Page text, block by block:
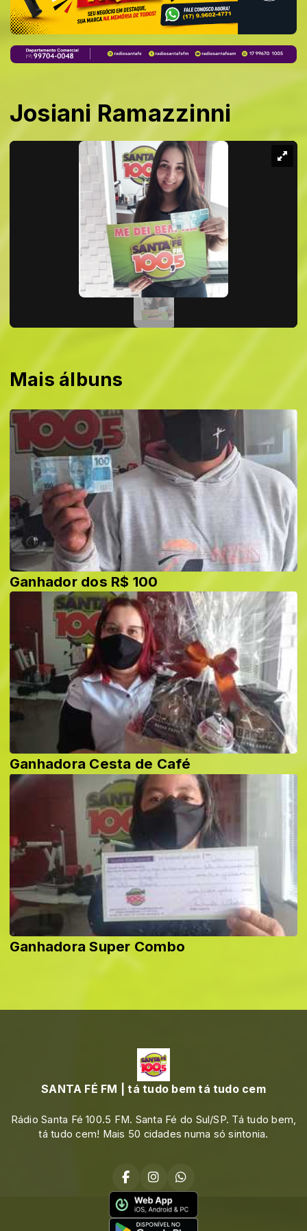
Josiani Ramazzinni
Mais álbuns
Ganhador dos R$ 100
Ganhadora Cesta de Café
Ganhadora Super Combo
SANTA FÉ FM | tá tudo bem tá tudo cem
Rádio Santa Fé 100.5 FM. Santa Fé do Sul/SP. Tá tudo bem,
tá tudo cem! Mais 50 cidades numa só sintonia.